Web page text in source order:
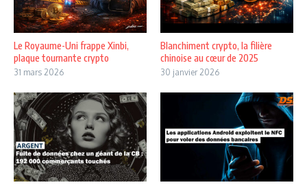
Le Royaume-Uni frappe Xinbi,
plaque tournante crypto
31 mars 2026
Blanchiment crypto, la filière
chinoise au cœur de 2025
30 janvier 2026